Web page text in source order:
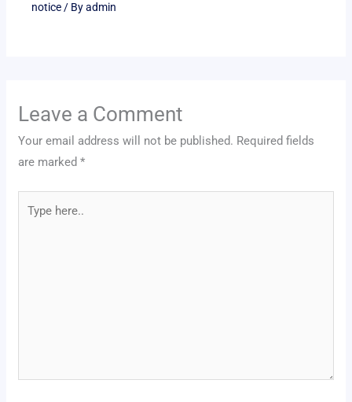
notice/ Byadmin
Leave a Comment
Your email address will not be published. Required fields
are marked*
here..